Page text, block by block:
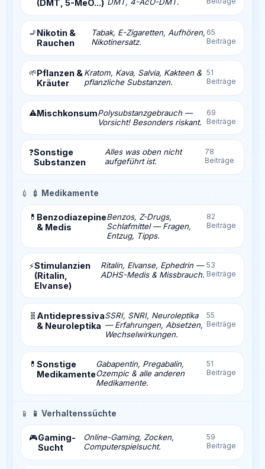
(DMT, 5-MeO...)
🚬Nikotin &
Rauchen
Tabak, E-Zigaretten, Aufhören,
Nikotinersatz.
65
Beiträge
🌱Pflanzen &
Kräuter
Kratom, Kava, Salvia, Kakteen &
pflanzliche Substanzen.
51
Beiträge
⚠️MischkonsumPolysubstanzgebrauch —
Vorsicht! Besonders riskant.
69
Beiträge
❓Sonstige
Substanzen
Alles was oben nicht
aufgeführt ist.
78
Beiträge
💉 💉 Medikamente
💊 Benzodiazepine
& Medis
Benzos, Z-Drugs,
Schlafmittel — Fragen,
Entzug, Tipps.
82
Beiträge
⚡Stimulanzien
(Ritalin,
Elvanse)
Ritalin, Elvanse, Ephedrin —
ADHS-Medis & Missbrauch.
53
Beiträge
🧬 Antidepressiva
& Neuroleptika
SSRI, SNRI, Neuroleptika
— Erfahrungen, Absetzen,
Wechselwirkungen.
55
Beiträge
💊 Sonstige
Medikamente
Gabapentin, Pregabalin,
Ozempic & alle anderen
Medikamente.
51
Beiträge
📱 📱 Verhaltenssüchte
🎮Gaming-
Sucht
Online-Gaming, Zocken,
Computerspielsucht.
59
Beiträge